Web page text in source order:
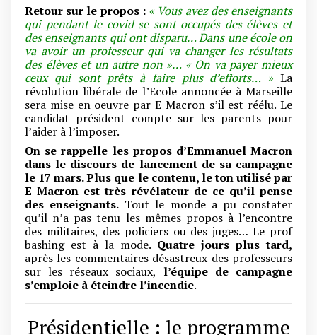
Retour sur le propos :« Vous avez des enseignants
qui pendant le covid se sont occupés des élèves et
des enseignants qui ont disparu… Dans une école on
va avoir un professeur qui va changer les résultats
des élèves et un autre non »… « On va payer mieux
ceux qui sont prêts à faire plus d’efforts… » La
révolution libérale de l’Ecole annoncée à Marseille
sera mise en oeuvre par E Macron s’il est réélu. Le
candidat président compte sur les parents pour
l’aider à l’imposer.
On se rappelle les propos d’Emmanuel Macron
dans le discours de lancement de sa campagne
le 17 mars. Plus que le contenu, le ton utilisé par
E Macron est très révélateur de ce qu’il pense
des enseignants. Tout le monde a pu constater
qu’il n’a pas tenu les mêmes propos à l’encontre
des militaires, des policiers ou des juges… Le prof
bashing est à la mode. Quatre jours plus tard,
après les commentaires désastreux des professeurs
sur les réseaux sociaux, l’équipe de campagne
s’emploie à éteindre l’incendie.
Présidentielle : le programme